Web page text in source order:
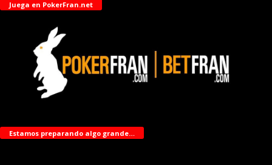
Juega en PokerFran.net
Estamos preparando algo grande…